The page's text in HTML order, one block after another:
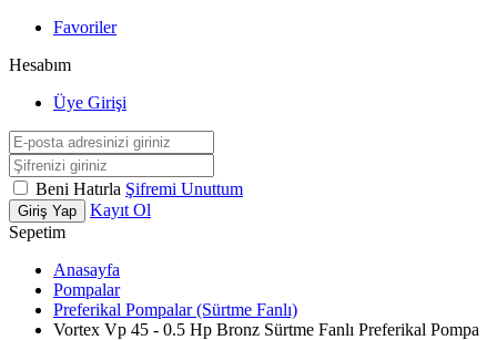
Favoriler
Hesabım
Üye Girişi
Beni Hatırla Şifremi Unuttum
Giriş Yap
Kayıt Ol
Sepetim
Anasayfa
Pompalar
Preferikal Pompalar (Sürtme Fanlı)
Vortex Vp 45 - 0.5 Hp Bronz Sürtme Fanlı Preferikal Pompa